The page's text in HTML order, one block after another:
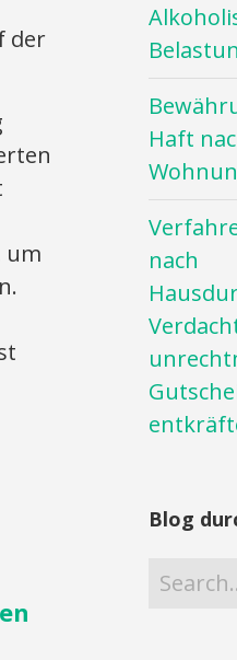
der
um
Haft
nach
Blog